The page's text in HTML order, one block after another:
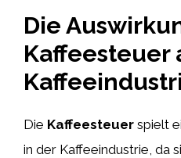
Die
Kaffeesteuer
Die Kaffeesteuer spielt
in der Kaffeeindustrie, da